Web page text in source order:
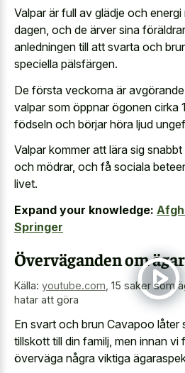
Valpar är full av glädje och
dagen, och de ärver sina
anledningen till att svarta och
speciella pälsfärgen.
De första veckorna är
valpar som öppnar ögonen cirka
födseln och börjar höra ljud
Valpar kommer att lära sig
och mödrar, och få sociala
livet.
Expand your knowledge:
Springer
Överväganden om
Källa: youtube.com 15 saker som
hatar att göra
En svart och brun Cavapoo låter
tillskott till din familj, men innan
överväga några viktiga